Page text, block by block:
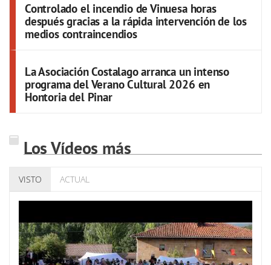
Controlado el incendio de Vinuesa horas
después gracias a la rápida intervención de los
medios contraincendios
La Asociación Costalago arranca un intenso
programa del Verano Cultural 2026 en
Hontoria del Pinar
Los Vídeos más
VISTO ACTUAL